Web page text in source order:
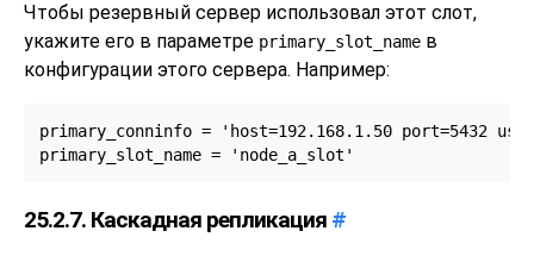
Чтобы резервный сервер использовал этот слот,
укажите его в параметре primary_slot_name в
конфигурации этого сервера. Например:
primary_conninfo = 'host=192.168.1.50 port=5432
primary_slot_name = 'node_a_slot'
25.2.7. Каскадная репликация #